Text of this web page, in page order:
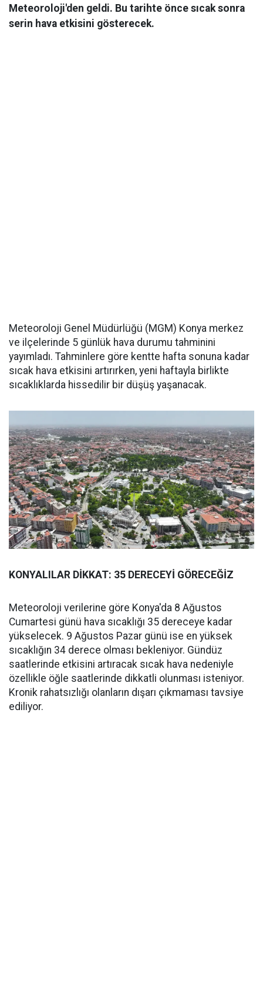
Meteoroloji'den geldi. Bu tarihte önce sıcak sonra
serin hava etkisini gösterecek.
Meteoroloji Genel Müdürlüğü (MGM) Konya merkez
ve ilçelerinde 5 günlük hava durumu tahminini
yayımladı. Tahminlere göre kentte hafta sonuna kadar
sıcak hava etkisini artırırken, yeni haftayla birlikte
sıcaklıklarda hissedilir bir düşüş yaşanacak.
KONYALILAR DİKKAT: 35 DERECEYİ GÖRECEĞİZ
Meteoroloji verilerine göre Konya'da 8 Ağustos
Cumartesi günü hava sıcaklığı 35 dereceye kadar
yükselecek. 9 Ağustos Pazar günü ise en yüksek
sıcaklığın 34 derece olması bekleniyor. Gündüz
saatlerinde etkisini artıracak sıcak hava nedeniyle
özellikle öğle saatlerinde dikkatli olunması isteniyor.
Kronik rahatsızlığı olanların dışarı çıkmaması tavsiye
ediliyor.